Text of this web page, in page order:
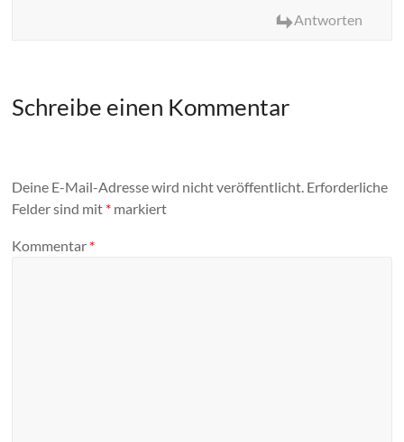
Antworten
Schreibe einen Kommentar
Deine E-Mail-Adresse wird nicht veröffentlicht. Erforderliche
Felder sind mit * markiert
Kommentar *